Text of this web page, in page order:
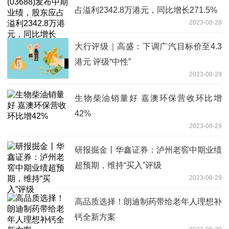
占溢利2342.8万港元，同比增长271.5%
2023-08-28
大行评级｜高盛：下调广汽目标价至4.3
港元 评级“中性”
2023-08-29
生物柴油销量好 嘉澳环保营收环比增
42%
2023-08-29
研报掘金丨华鑫证券：泸州老窖中期业绩
超预期，维持“买入”评级
2023-08-29
高品质选择！朗迪制药带给老年人理想补
钙全新方案